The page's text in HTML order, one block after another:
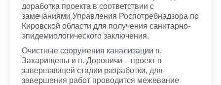
доработка проекта в соответствии с
замечаниями Управления Роспотребнадзора по
Кировской области для получения санитарно-
эпидемиологического заключения.
Очистные сооружения канализации п.
Захарищевы и п. Дороничи – проект в
завершающей стадии разработки, для
завершения работ проводится межевание